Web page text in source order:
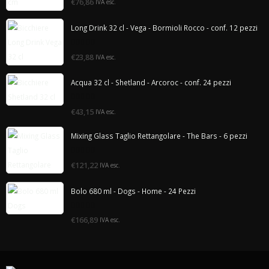
di
€76,86 IVA esc.
Long Drink 32 cl - Vega - Bormioli Rocco - conf. 12 pezzi
di
€23,88 IVA esc.
Acqua 32 cl - Shetland - Arcoroc - conf. 24 pezzi
0
di
€43,15 IVA esc.
Mixing Glass Taglio Rettangolare - The Bars - 6 pezzi
0
di
€121,22 IVA esc.
Bolo 680 ml - Dogs - Home - 24 Pezzi
0
di
€166,89 IVA esc.